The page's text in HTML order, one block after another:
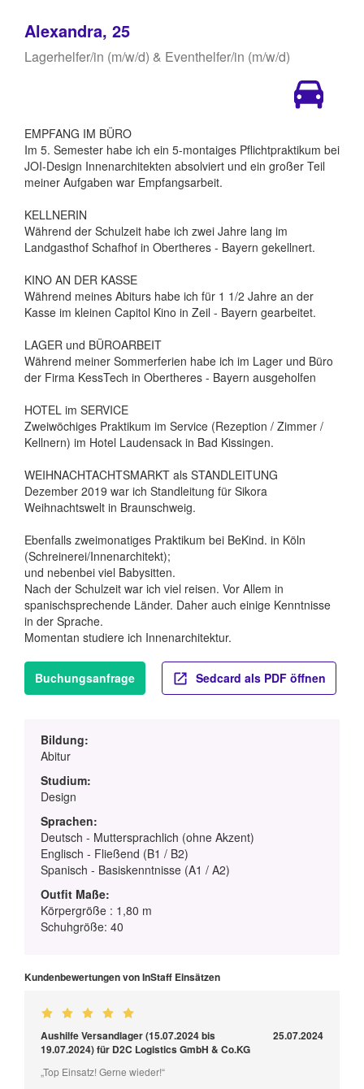
Alexandra, 25
Lagerhelfer/in (m/w/d) & Eventhelfer/in (m/w/d)
EMPFANG IM BÜRO
Im 5. Semester habe ich ein 5-montaiges Pflichtpraktikum bei
JOI-Design Innenarchitekten absolviert und ein großer Teil
meiner Aufgaben war Empfangsarbeit.
KELLNERIN
Während der Schulzeit habe ich zwei Jahre lang im
Landgasthof Schafhof in Obertheres - Bayern gekellnert.
KINO AN DER KASSE
Während meines Abiturs habe ich für 1 1/2 Jahre an der
Kasse im kleinen Capitol Kino in Zeil - Bayern gearbeitet.
LAGER und BÜROARBEIT
Während meiner Sommerferien habe ich im Lager und Büro
der Firma KessTech in Obertheres - Bayern ausgeholfen
HOTEL im SERVICE
Zweiwöchiges Praktikum im Service (Rezeption / Zimmer /
Kellnern) im Hotel Laudensack in Bad Kissingen.
WEIHNACHTACHTSMARKT als STANDLEITUNG
Dezember 2019 war ich Standleitung für Sikora
Weihnachtswelt in Braunschweig.
Ebenfalls zweimonatiges Praktikum bei BeKind. in Köln
(Schreinerei/Innenarchitekt);
und nebenbei viel Babysitten.
Nach der Schulzeit war ich viel reisen. Vor Allem in
spanischsprechende Länder. Daher auch einige Kenntnisse
in der Sprache.
Momentan studiere ich Innenarchitektur.
Buchungsanfrage Sedcard als PDF öffnen
Bildung:
Abitur
Studium:
Design
Sprachen:
Deutsch - Muttersprachlich (ohne Akzent)
Englisch - Fließend (B1 / B2)
Spanisch - Basiskenntnisse (A1 / A2)
Outfit Maße:
Körpergröße : 1,80 m
Schuhgröße: 40
Kundenbewertungen von InStaff Einsätzen
Aushilfe Versandlager (15.07.2024 bis
19.07.2024) für D2C Logistics GmbH & Co.KG
25.07.2024
„Top Einsatz! Gerne wieder!“